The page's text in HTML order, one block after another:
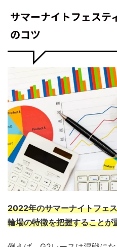
サマーナイトフェス
のコツ
2022年のサマーナイトフェ
輪場の特徴を把握することが